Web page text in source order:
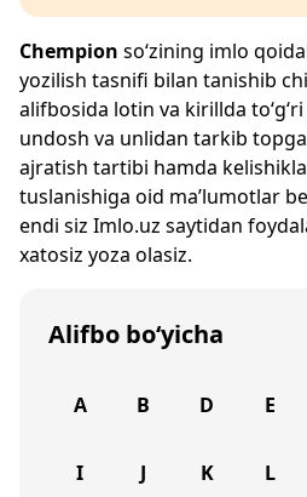
Chempion so‘zining imlo
yozilish tasnifi bilan tanishib
alifbosida lotin va kirillda
undosh va unlidan tarkib
ajratish tartibi hamda
tuslanishiga oid ma’lumotlar
endi siz Imlo.uz saytidan
xatosiz yoza olasiz.
Alifbo bo‘yicha
A B D E
I J K L